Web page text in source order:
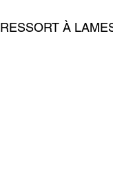
RESSORT À